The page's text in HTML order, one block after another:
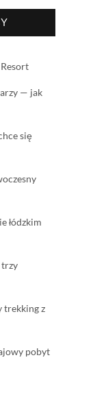
— jak
się
łódzkim
trzy
trekking z
pobyt